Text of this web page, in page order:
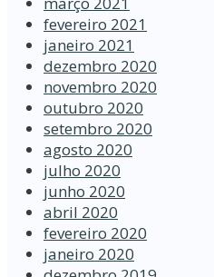
fevereiro 2021
janeiro 2021
dezembro 2020
novembro 2020
outubro 2020
setembro 2020
agosto 2020
julho 2020
junho 2020
abril 2020
fevereiro 2020
janeiro 2020